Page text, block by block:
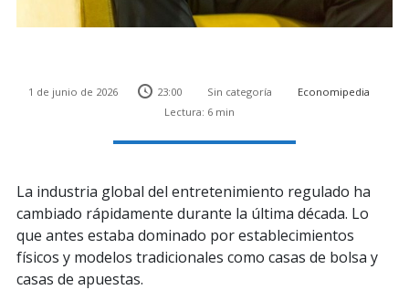
1 de junio de 2026 23:00 Sin categoría
Economipedia
Lectura: 6 min
La industria global del entretenimiento regulado ha
cambiado rápidamente durante la última década. Lo
que antes estaba dominado por establecimientos
físicos y modelos tradicionales como casas de bolsa y
casas de apuestas.